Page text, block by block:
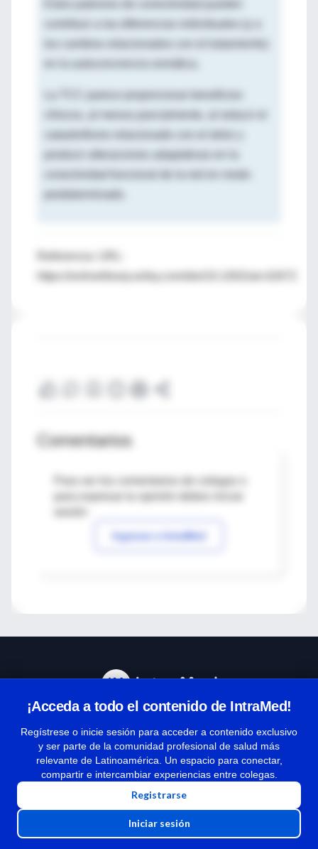
Comentarios
Para ver los comentarios de colegas o
Ingresar a IntraMed
¡Acceda a todo el contenido de IntraMed!
Regístrese o inicie sesión para acceder a contenido exclusivo
y ser parte de la comunidad profesional de salud más
relevante de Latinoamérica. Un espacio para conectar,
compartir e intercambiar experiencias entre colegas.
Registrarse
Iniciar sesión
Términos y condiciones
| Políticas de privacidad
| Todos los derechos reservados | Copyright 1997-2026